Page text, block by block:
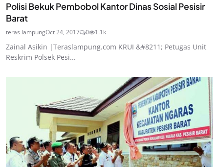
Polisi Bekuk Pembobol Kantor Dinas Sosial Pesisir
Barat
teras lampungOct 24, 2017 0 1.1k
Zainal Asikin |Teraslampung.com KRUI &#8211; Petugas Unit
Reskrim Polsek Pesi...